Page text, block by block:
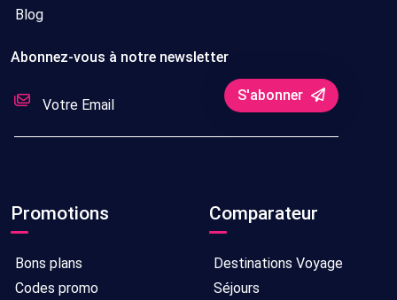
Blog
Abonnez-vous à notre newsletter
S'abonner
Promotions
Bons plans
Codes promo
Comparateur
Destinations Voyage
Séjours